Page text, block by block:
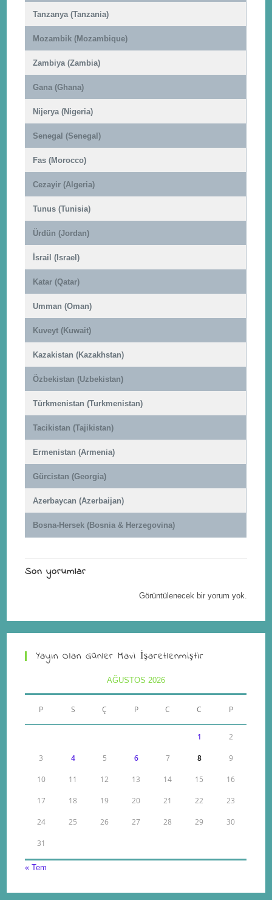
Tanzanya (Tanzania)
Mozambik (Mozambique)
Zambiya (Zambia)
Gana (Ghana)
Nijerya (Nigeria)
Senegal (Senegal)
Fas (Morocco)
Cezayir (Algeria)
Tunus (Tunisia)
Ürdün (Jordan)
İsrail (Israel)
Katar (Qatar)
Umman (Oman)
Kuveyt (Kuwait)
Kazakistan (Kazakhstan)
Özbekistan (Uzbekistan)
Türkmenistan (Turkmenistan)
Tacikistan (Tajikistan)
Ermenistan (Armenia)
Gürcistan (Georgia)
Azerbaycan (Azerbaijan)
Bosna-Hersek (Bosnia & Herzegovina)
Son yorumlar
Görüntülenecek bir yorum yok.
Yayın Olan Günler Mavi İşaretlenmiştir
AĞUSTOS 2026
P S Ç P C C P
1 2
3 4 5 6 7 8 9
10 11 12 13 14 15 16
17 18 19 20 21 22 23
24 25 26 27 28 29 30
31
« Tem